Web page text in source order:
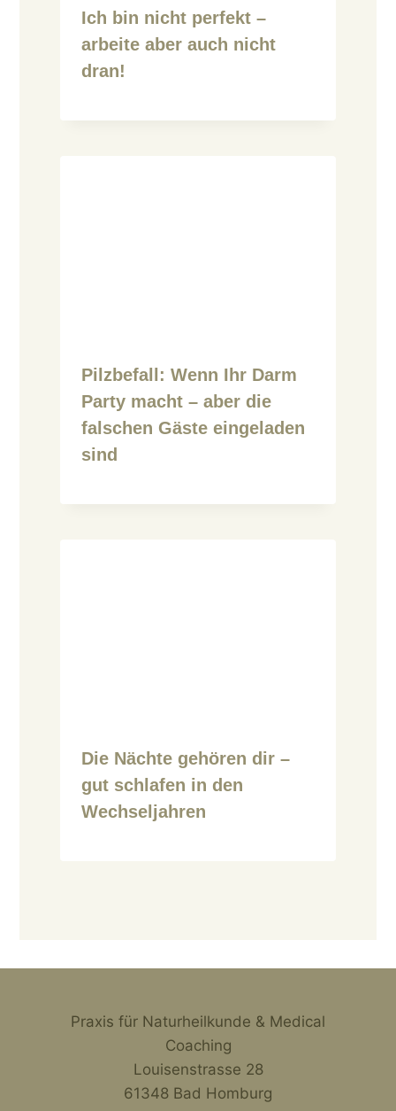
Ich bin nicht perfekt –
arbeite aber auch nicht
dran!
Pilzbefall: Wenn Ihr Darm
Party macht – aber die
falschen Gäste eingeladen
sind
Die Nächte gehören dir –
gut schlafen in den
Wechseljahren
Praxis für Naturheilkunde & Medical
Coaching
Louisenstrasse 28
61348 Bad Homburg